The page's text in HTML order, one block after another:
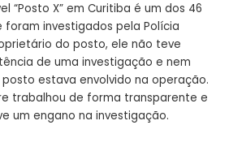
“Posto X” em Curitiba é um dos 46
investigados pela Polícia
do posto, ele não teve
de uma investigação e nem
estava envolvido na operação.
trabalhou de forma transparente e
um engano na investigação.